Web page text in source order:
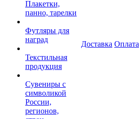
Плакетки,
панно, тарелки
Футляры для
наград
Текстильная
продукция
Сувениры с
символикой
России,
регионов,
Доставка Оплата